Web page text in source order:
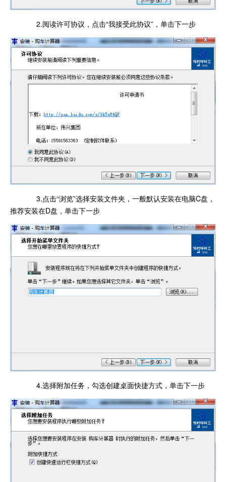
2.阅读许可协议，点击“我接受此协议”，单击下一步
3.点击“浏览”选择安装文件夹，一般默认安装在电脑C盘，
推荐安装在D盘，单击下一步
4.选择附加任务，勾选创建桌面快捷方式，单击下一步